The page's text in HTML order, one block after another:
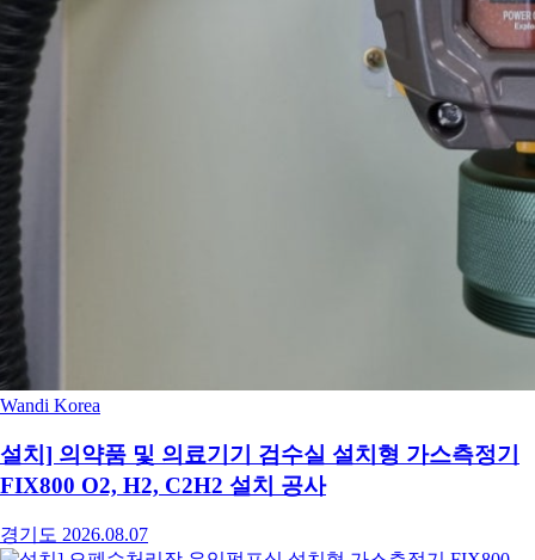
Wandi Korea
설치] 의약품 및 의료기기 검수실 설치형 가스측정기
FIX800 O2, H2, C2H2 설치 공사
경기도 2026.08.07